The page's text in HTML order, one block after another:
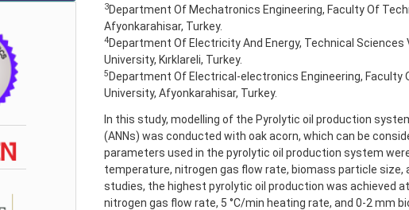
3Department Of Mechatronics Engineering, Faculty Of
Afyonkarahisar, Turkey.
4Department Of Electricity And Energy, Technical Sciences
University, Kırklareli, Turkey.
5 Department Of Electrical-electronics Engineering, Faculty
University, Afyonkarahisar, Turkey.
In this study, modelling of the Pyrolytic oil production
(ANNs) was conducted with oak acorn, which can be
parameters used in the pyrolytic oil production system
temperature, nitrogen gas flow rate, biomass particle size,
studies, the highest pyrolytic oil production was achieved
nitrogen gas flow rate, 5 °C/min heating rate, and 0-2 mm